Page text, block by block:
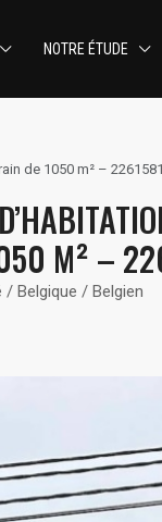
NOTRE ÉTUDE
de 1050 m² – 2261581
M² –
/ Belgique / Belgien